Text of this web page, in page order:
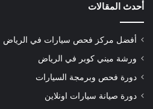
أحدث المقالات
أفضل مركز فحص سيارات في الرياض
ورشة ميني كوبر في الرياض
دورة فحص وبرمجة السيارات
دورة صيانة سيارات اونلاين